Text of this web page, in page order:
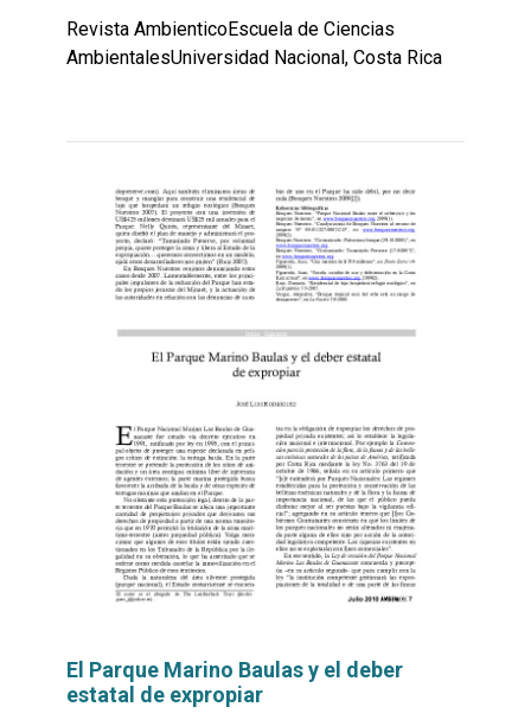
Revista AmbienticoEscuela de Ciencias
AmbientalesUniversidad Nacional, Costa Rica
El Parque Marino Baulas y el deber
estatal de expropiar